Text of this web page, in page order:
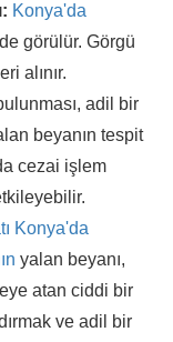
Konya'da
görülür. Görgü
alınır.
adil bir
beyanın tespit
cezai işlem
Konya'da
yalan beyanı,
atan ciddi bir
ve adil bir